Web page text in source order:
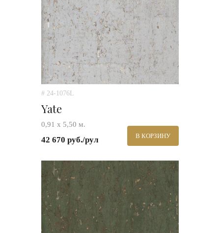
# 24-1076L
Yate
0,91 х 5,50 м.
42 670 руб./рул В КОРЗИНУ